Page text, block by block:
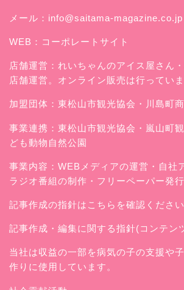
メール： info@saitama-magazine.co.jp
WEB： コーポレートサイト
店舗運営： れいちゃんのアイス屋さん
店舗運営。オンライン販売は行ってい
加盟団体：東松山市観光協会・川島町
事業連携：東松山市観光協会・嵐山町
ども動物自然公園
事業内容：WEBメディアの運営・自社
ラジオ番組の制作・フリーペーパー発
記事作成の指針はこちらを確認ください
記事作成・編集に関する指針(コンテン
当社は収益の一部を病気の子の支援や
作りに使用しています。